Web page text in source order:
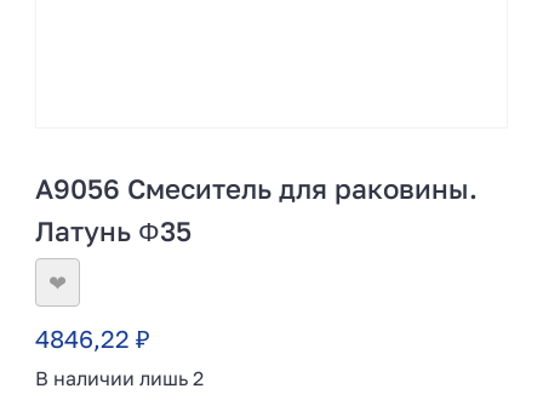
A9056 Смеситель для раковины.
Латунь Φ35
❤
4846,22 ₽
В наличии лишь 2